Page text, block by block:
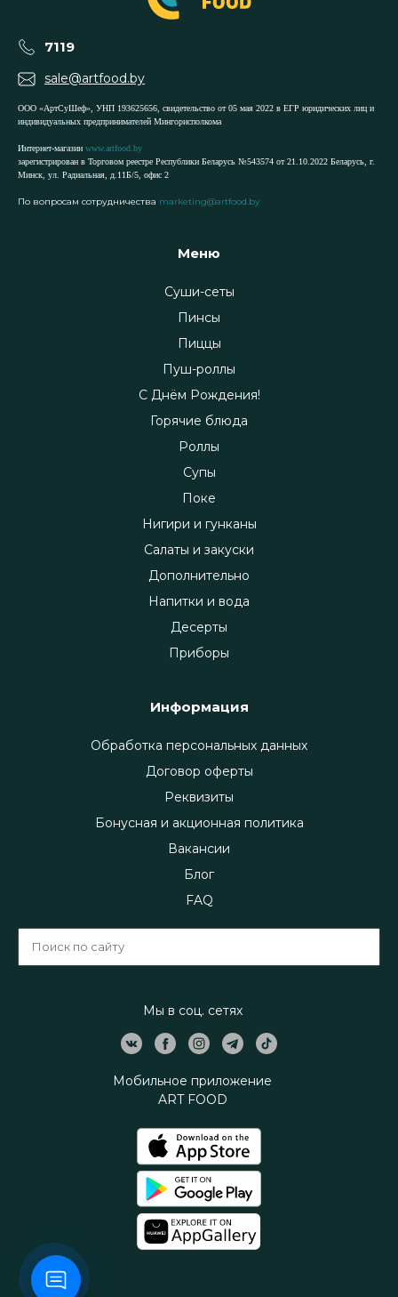
7119
sale@artfood.by
ООО «АртСуШеф», УНП 193625656, свидетельство от 05 мая 2022 в ЕГР юридических лиц и
индивидуальных предпринимателей Мингорисполкома
Интернет-магазин www.artfood.by
зарегистрирован в Торговом реестре Республики Беларусь №543574 от 21.10.2022 Беларусь, г.
Минск, ул. Радиальная, д.11Б/5, офис 2
По вопросам сотрудничества marketing@artfood.by
Меню
Суши-сеты
Пинсы
Пиццы
Пуш-роллы
С Днём Рождения!
Горячие блюда
Роллы
Супы
Поке
Нигири и гунканы
Салаты и закуски
Дополнительно
Напитки и вода
Десерты
Приборы
Информация
Обработка персональных данных
Договор оферты
Реквизиты
Бонусная и акционная политика
Вакансии
Блог
FAQ
Мы в соц. сетях
Мобильное приложение
ART FOOD